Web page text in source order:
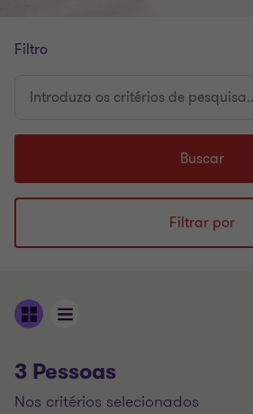
Filtro
Filtrar por
Buscar
3 Pessoas
nos critérios selecionados